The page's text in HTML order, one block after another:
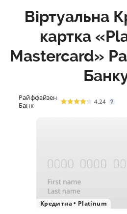
Віртуальна
картка
Mastercard»
Райффайзен
Банк
4.24
Кредитна• Platinum